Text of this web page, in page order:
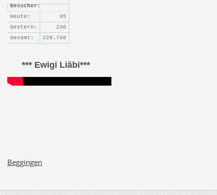
Besucher:
Heute:
95
Gestern:
236
Gesamt:
228.768
*** Ewigi Liäbi***
Beggingen